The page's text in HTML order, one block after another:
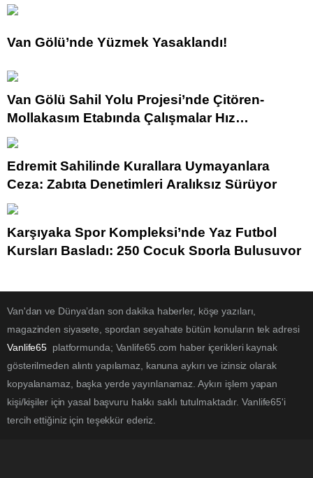
Van Gölü’nde Yüzmek Yasaklandı!
Van Gölü Sahil Yolu Projesi’nde Çitören-
Mollakasım Etabında Çalışmalar Hız
Kesmeden Sürüyor
Edremit Sahilinde Kurallara Uymayanlara
Ceza: Zabıta Denetimleri Aralıksız Sürüyor
Karşıyaka Spor Kompleksi’nde Yaz Futbol
Kursları Başladı: 250 Çocuk Sporla Buluşuyor
Van'dan ve Dünya’dan son dakika haberler, köşe yazıları,
magazinden siyasete, spordan seyahate bütün konuların tek adresi
Vanlife65 platformunda; Vanlife65.com haber içerikleri kaynak
gösterilmeden alıntı yapılamaz, kanuna aykırı ve izinsiz olarak
kopyalanamaz, başka yerde yayınlanamaz. Aykırı işlem yapan
kişi/kişiler için yasal başvuru hakkı saklı tutulmaktadır. Vanlife65'i
tercih ettiğiniz için teşekkür ederiz.